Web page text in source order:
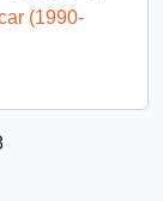
(1990-